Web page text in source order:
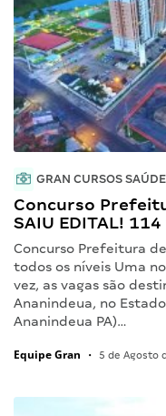
GRAN CURSOS SAÚDE
Concurso
SAIU EDITAL!
Concurso Prefeitura
todos os níveis Uma
vez, as vagas são
Ananindeua, no
Ananindeua PA)…
Equipe Gran • 5 de Agosto